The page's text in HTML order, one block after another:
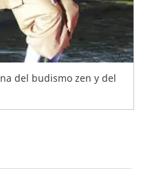
del budismo zen y del